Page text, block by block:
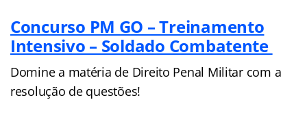
Concurso PM GO – Treinamento
Intensivo – Soldado Combatente
Domine a matéria de Direito Penal Militar com a
resolução de questões!